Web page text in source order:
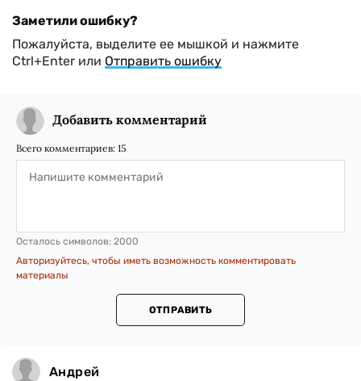
Заметили ошибку?
Пожалуйста, выделите ее мышкой и нажмите
Ctrl+Enter или Отправить ошибку
Добавить комментарий
Всего комментариев: 15
Осталось символов: 2000
Авторизуйтесь, чтобы иметь возможность комментировать
материалы
ОТПРАВИТЬ
Андрей